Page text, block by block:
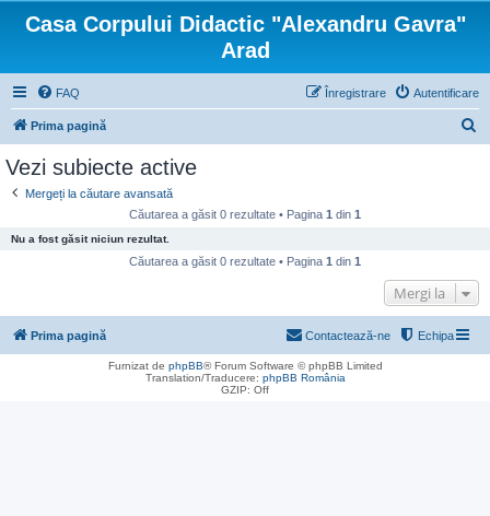
Casa Corpului Didactic "Alexandru Gavra"
Arad
FAQ Autentificare
Înregistrare
Prima pagină
e
Vezi subiecte active
Mergeți la căutare avansată
Căutarea a găsit 0 rezultate • Pagina 1 din 1
Nu a fost găsit niciun rezultat.
Căutarea a găsit 0 rezultate • Pagina 1 din 1
Mergi la
Prima pagină Echipa
Contactează-ne
Furnizat de phpBB® Forum Software © phpBB Limited
Translation/Traducere: phpBB România
GZIP: Off